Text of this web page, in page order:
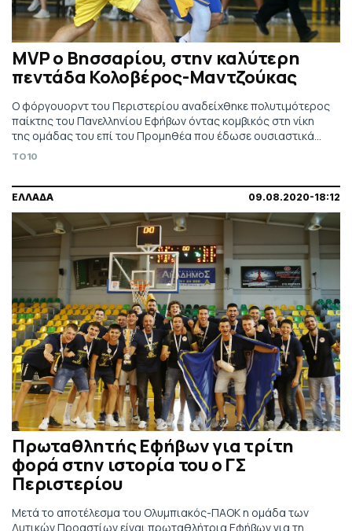
MVP ο Βησσαρίου, στην καλύτερη
πεντάδα Κολοβέρος-Μαντζούκας
Ο φόργουορντ του Περιστερίου αναδείχθηκε πολυτιμότερος
παίκτης του Πανελληνίου Εφήβων όντας κομβικός στη νίκη
της ομάδας του επί του Προμηθέα που έδωσε ουσιαστικά
και τον τίτλο.
TO10
ΕΛΛΑΔΑ 09.08.2020-18:12
Πρωταθλητής Εφήβων για τρίτη
φορά στην ιστορία του ο ΓΣ
Περιστερίου
Μετά το αποτέλεσμα του Ολυμπιακός-ΠΑΟΚ η ομάδα των
Δυτικών Προαστίων είναι πρωταθλήτρια Εφήβων για τη